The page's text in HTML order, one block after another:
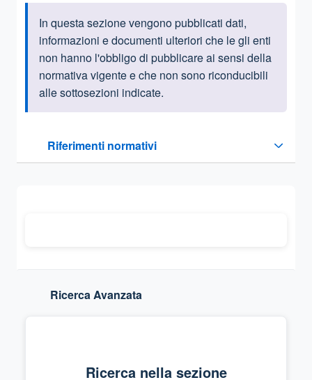
Informazioni introduttive
In questa sezione vengono pubblicati dati,
informazioni e documenti ulteriori che le gli enti
non hanno l'obbligo di pubblicare ai sensi della
normativa vigente e che non sono riconducibili
alle sottosezioni indicate.
Riferimenti normativi
Sezione compressa
Ricerca Avanzata
Ricerca nella sezione